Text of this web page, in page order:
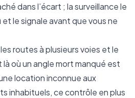
dans l’écart ; la surveillance le
le signale avant que vous ne
routes à plusieurs voies et le
où un angle mort manqué est
location inconnue aux
inhabituels, ce contrôle en plus